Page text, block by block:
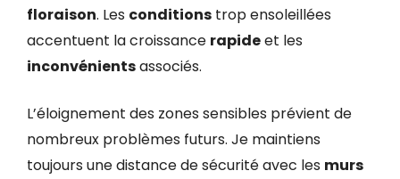
floraison. Les conditions trop ensoleillées
accentuent la croissance rapideet les
inconvénientsassociés.
L’éloignement des zones sensibles prévient de
nombreux problèmes futurs. Je maintiens
toujours une distance de sécurité avec les murs